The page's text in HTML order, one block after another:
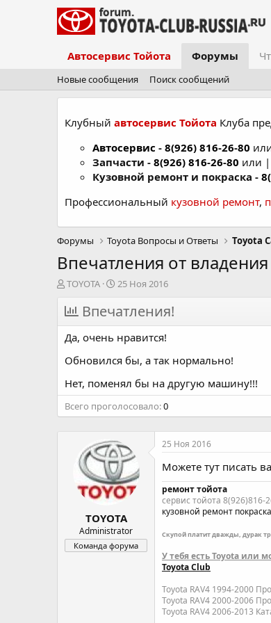
Автосервис Тойота Форумы
Новые сообщения Поиск сообщений
Клубный автосервис Тойота Клуба
Автосервис - 8(926) 816-26-80
Запчасти - 8(926) 816-26-80 или |
Кузовной ремонт и покраска -
Профессиональный кузовной ремонт,
Форумы Toyota Вопросы и Ответы Toyota
Впечатления от
А
в
т
о
р
т
е
ы
TOYOTA
Д
а
т
а
н
а
ч
л
а
25 Ноя 2016
Впечатления!
Да, очень нравится!
Обновился бы, а так нормально!
Нет, поменял бы на другую машину!!!
Всего проголосовало 0
TOYOTA
Administrator
Команда форума
25 Ноя 2016
Можете тут писать
ремонт тойота
сервис тойота 8(926)816-
кузовной ремонт
Скупой платит дважды, дурак
У тебя есть Toyota или
Toyota Club
Toyota RAV4 1994-2000
Toyota RAV4 2000-2006
Toyota RAV4 2006-2013